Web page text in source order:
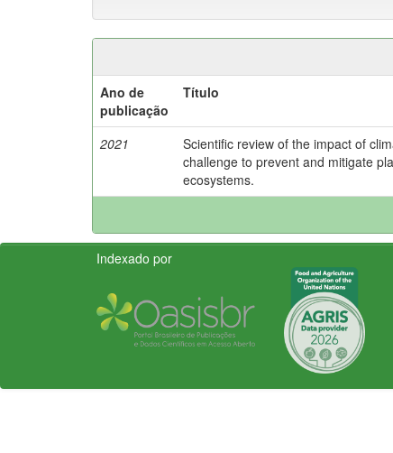
Ano de
publicação
Título
2021
Scientific review of the impact of
challenge to prevent and mitigate
ecosystems.
Indexado por